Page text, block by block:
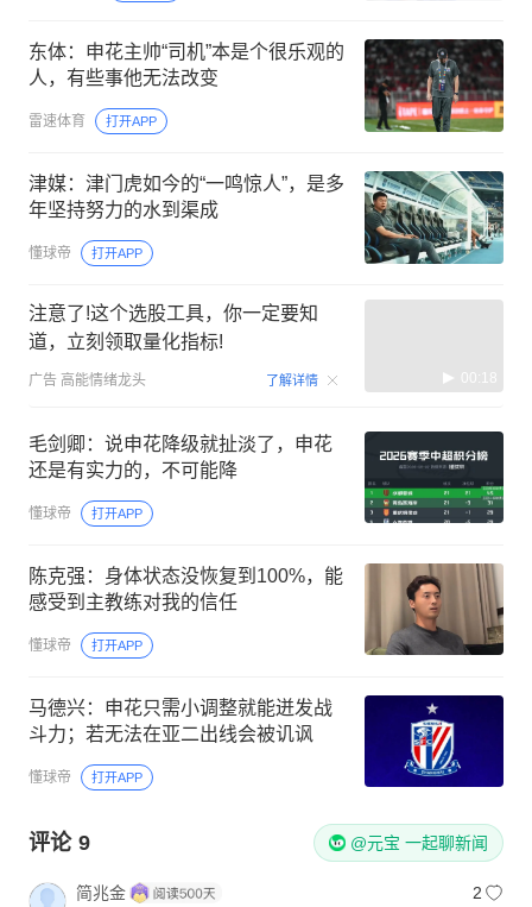
东体：申花主帅“司机”本是个很乐观的
人，有些事他无法改变
雷速体育 打开APP
津媒：津门虎如今的“一鸣惊人”，是多
年坚持努力的水到渠成
懂球帝 打开APP
注意了!这个选股工具，你一定要知
道，立刻领取量化指标!
广告 高能情绪龙头 了解详情 00:18
毛剑卿：说申花降级就扯淡了，申花
还是有实力的，不可能降
懂球帝 打开APP
陈克强：身体状态没恢复到100%，能
感受到主教练对我的信任
懂球帝 打开APP
马德兴：申花只需小调整就能迸发战
斗力；若无法在亚二出线会被讥讽
懂球帝 打开APP
评论 9 @元宝 一起聊新闻
简兆金
2